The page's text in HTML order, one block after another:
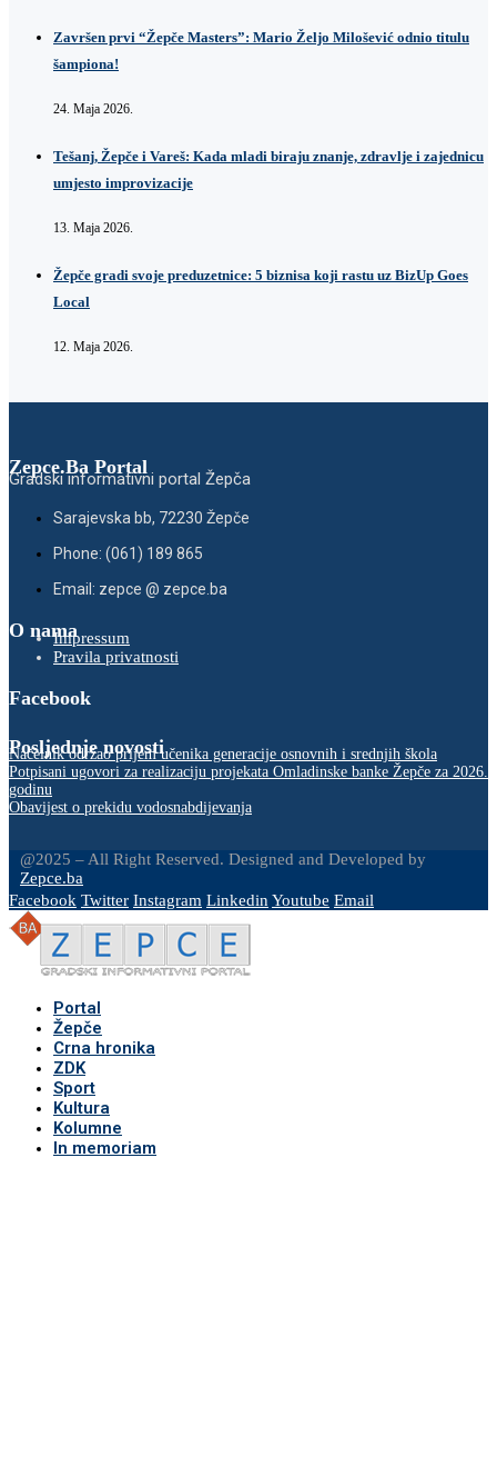
Završen prvi “Žepče Masters”: Mario Željo Milošević odnio titulu
šampiona!
24. Maja 2026.
Tešanj, Žepče i Vareš: Kada mladi biraju znanje, zdravlje i zajednicu
umjesto improvizacije
13. Maja 2026.
Žepče gradi svoje preduzetnice: 5 biznisa koji rastu uz BizUp Goes
Local
12. Maja 2026.
Zepce.Ba Portal
Gradski informativni portal Žepča
Sarajevska bb, 72230 Žepče
Phone: (061) 189 865
Email: zepce @ zepce.ba
O namaImpressum
Pravila privatnosti
Facebook
Posljednje novosti
Načelnik održao prijem učenika generacije osnovnih i srednjih škola
Potpisani ugovori za realizaciju projekata Omladinske banke Žepče za 2026.
godinu
Obavijest o prekidu vodosnabdijevanja
@2025 – All Right Reserved. Designed and Developed by
Zepce.ba
Facebook Twitter Instagram Linkedin Youtube Email
Portal
Žepče
Crna hronika
ZDK
Sport
Kultura
Kolumne
In memoriam